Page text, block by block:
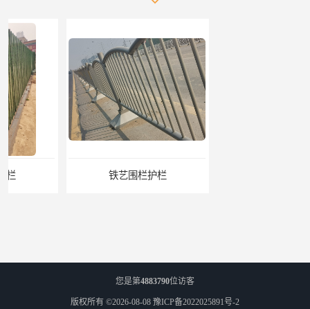
您是第4883790位访客
版权所有 ©2026-08-08 豫ICP备2022025891号-2